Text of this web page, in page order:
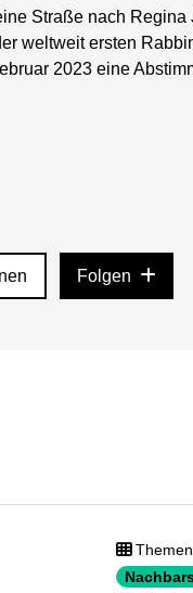
Straße nach Regina
weltweit ersten
2023 eine
Folgen
Themen